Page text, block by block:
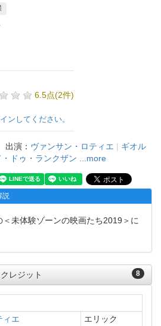
6.5点(2件)
ンしてください。
出演： ヴァンサン・ロティエ | ギオル
・ドゥ・ランクザン ...more
説
未体験ゾーンの映画たち2019＞に
8
クレジット
ィエ エリック